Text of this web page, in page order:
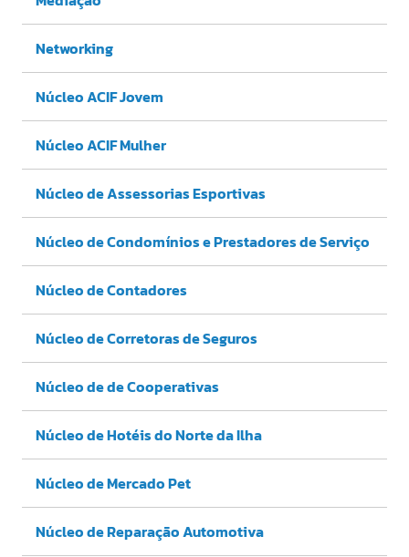
Networking
Núcleo ACIF Jovem
Núcleo ACIF Mulher
Núcleo de Assessorias Esportivas
Núcleo de Condomínios e Prestadores de Serviço
Núcleo de Contadores
Núcleo de Corretoras de Seguros
Núcleo de de Cooperativas
Núcleo de Hotéis do Norte da Ilha
Núcleo de Mercado Pet
Núcleo de Reparação Automotiva